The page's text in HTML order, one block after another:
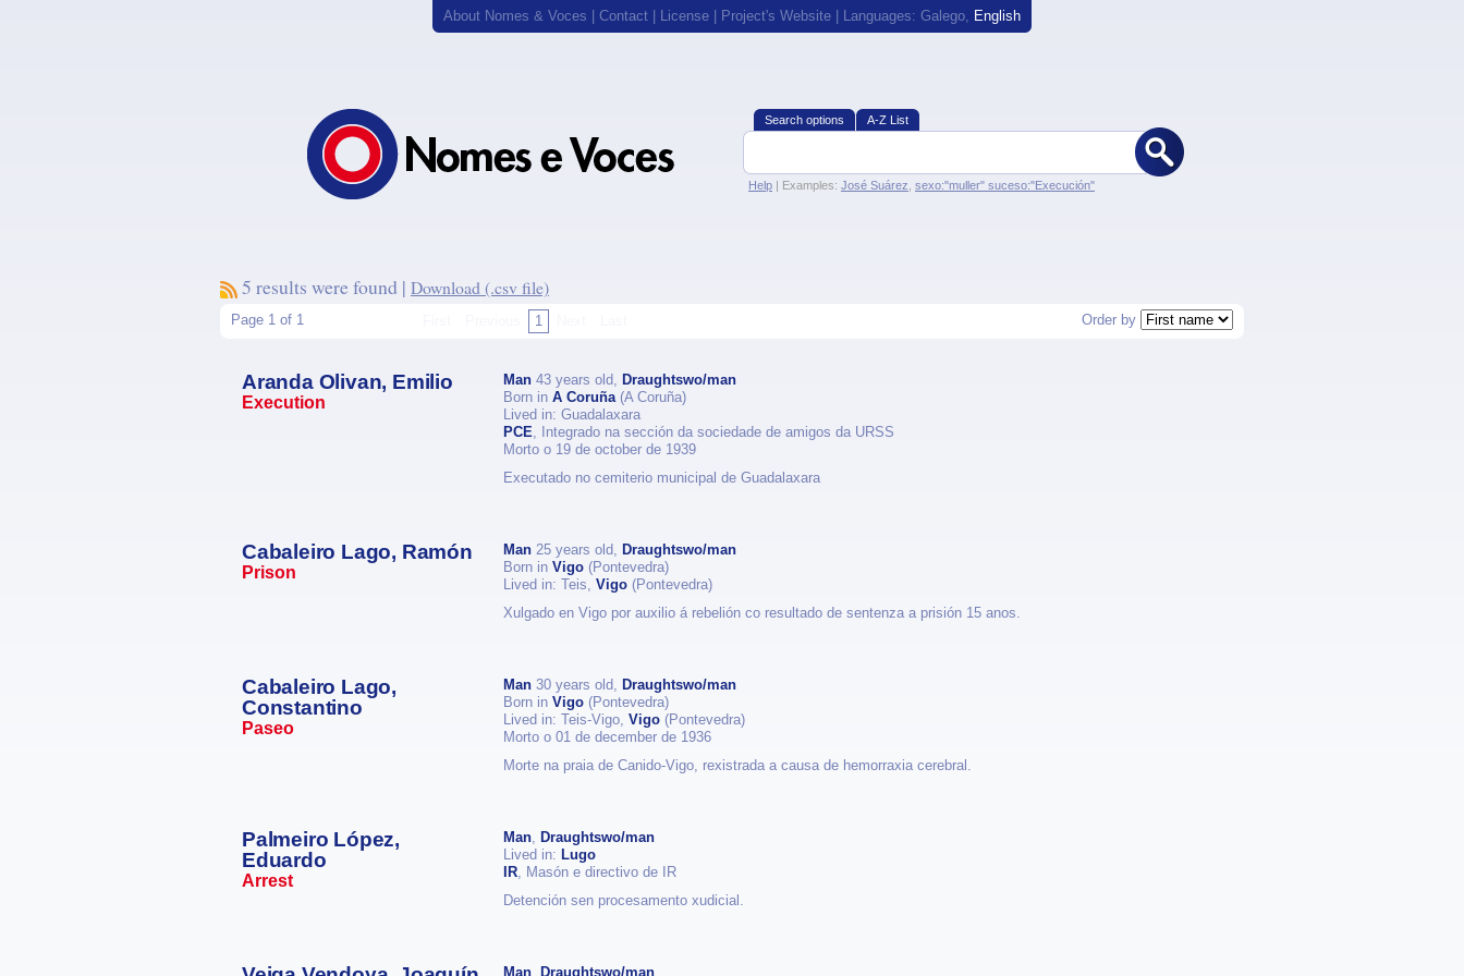
About Nomes & Voces Contact License Project's Website | Languages: Galego, English
Search options A-Z List
Help | Examples: José Suárez sexo:"muller" suceso:"Execución"
5 results were found | Download (.csv file)
Order by
Page 1 of 1 1
Aranda Olivan, Emilio
Execution
Man 43 years old, Draughtswo/man
Born in A Coruña(A Coruña)
Lived in: Guadalaxara
PCE, Integrado na sección da sociedade de amigos da URSS
Morto o 19 de october de 1939
Executado no cemiterio municipal de Guadalaxara
Cabaleiro Lago, Ramón
Prison
Man 25 years old, Draughtswo/man
Born in Vigo (Pontevedra)
Lived in: Teis, Vigo (Pontevedra)
Xulgado en Vigo por auxilio á rebelión co resultado de sentenza a prisión 15 anos.
Cabaleiro Lago,
Constantino
Paseo
Man 30 years old, Draughtswo/man
Born in Vigo (Pontevedra)
Lived in: Teis-Vigo, Vigo (Pontevedra)
Morto o 01 de december de 1936
Morte na praia de Canido-Vigo, rexistrada a causa de hemorraxia cerebral.
Palmeiro López,
Eduardo
Arrest
Man, Draughtswo/man
Lived in: Lugo
IR, Masón e directivo de IR
Detención sen procesamento xudicial.
Man Draughtswo/man